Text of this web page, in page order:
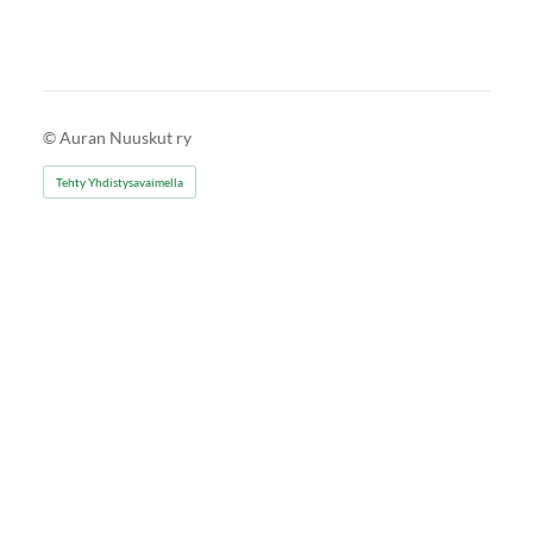
©Auran Nuuskut ry
Tehty Yhdistysavaimella